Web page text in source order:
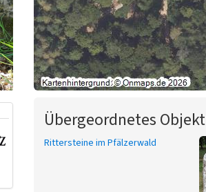
Übergeordnetes Objekt
Rittersteine im Pfälzerwald